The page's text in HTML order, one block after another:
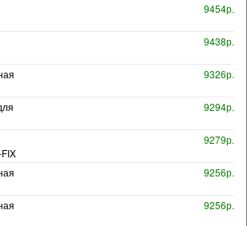
9454р.
9438р.
9326р.
9294р.
9279р.
9256р.
9256р.